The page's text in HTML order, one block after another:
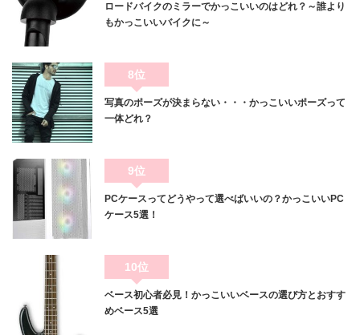
ロードバイクのミラーでかっこいいのはどれ？～誰より
もかっこいいバイクに～
8位
写真のポーズが決まらない・・・かっこいいポーズって
一体どれ？
9位
PCケースってどうやって選べばいいの？かっこいいPC
ケース5選！
10位
ベース初心者必見！かっこいいベースの選び方とおすす
めベース5選